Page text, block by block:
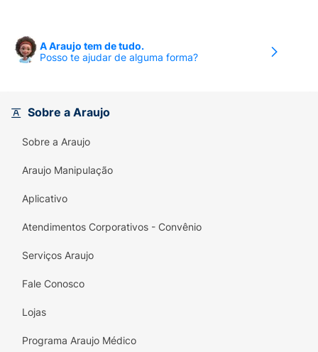
A Araujo tem de tudo.
Posso te ajudar de alguma forma?
Sobre a Araujo
Sobre a Araujo
Araujo Manipulação
Aplicativo
Atendimentos Corporativos - Convênio
Serviços Araujo
Fale Conosco
Lojas
Programa Araujo Médico